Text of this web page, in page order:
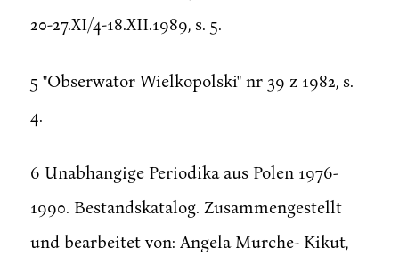
20-27.XI/4-18.XII.1989, s. 5.
5 "Obserwator Wielkopolski" nr 39 z 1982, s.
4.
6 Unabhangige Periodika aus Polen 1976-
1990. Bestandskatalog. Zusammengestellt
und bearbeitet von: Angela Murche- Kikut,